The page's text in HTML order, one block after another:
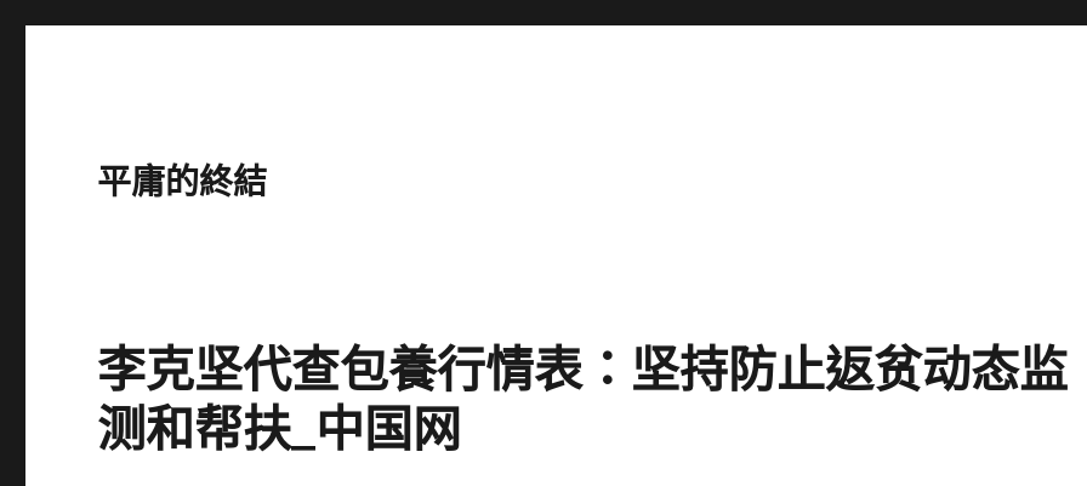
平庸的終結
李克坚代查包養行情表：坚持防止返贫动态监
测和帮扶_中国网